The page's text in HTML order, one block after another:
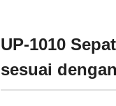
UP-1010
sesuai